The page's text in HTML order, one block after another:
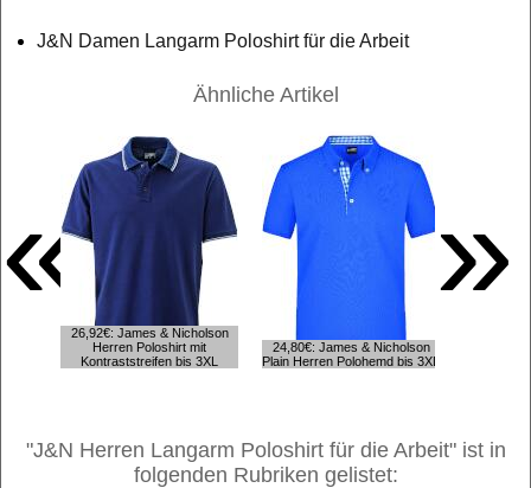
J&N Damen Langarm Poloshirt für die Arbeit
Ähnliche Artikel
«
26,92€: James & Nicholson
Herren Poloshirt mit
Kontraststreifen bis 3XL
24,80€: James & Nicholson
Plain Herren Polohemd bis 3XL
»
"J&N Herren Langarm Poloshirt für die Arbeit" ist in
folgenden Rubriken gelistet: